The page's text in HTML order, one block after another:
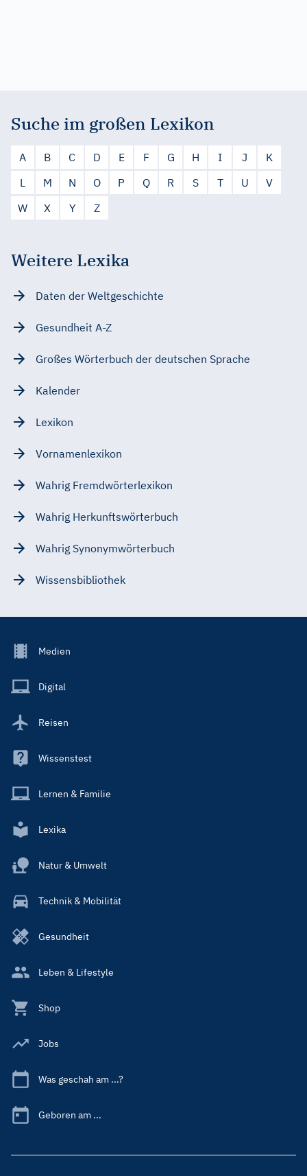
Suche im großen Lexikon
A B C D E F G H I J
K
L
M N O P Q R S T U
V
W
X Y Z
Weitere Lexika
Daten der Weltgeschichte
Gesundheit A-Z
Großes Wörterbuch der deutschen Sprache
Kalender
Lexikon
Vornamenlexikon
Wahrig Fremdwörterlexikon
Wahrig Herkunftswörterbuch
Wahrig Synonymwörterbuch
Wissensbibliothek
Footer
Main
Medien
Digital
Reisen
Wissenstest
Lernen & Familie
Lexika
Natur & Umwelt
Technik & Mobilität
Gesundheit
Leben & Lifestyle
Shop
Jobs
Was geschah am ...?
Geboren am ...